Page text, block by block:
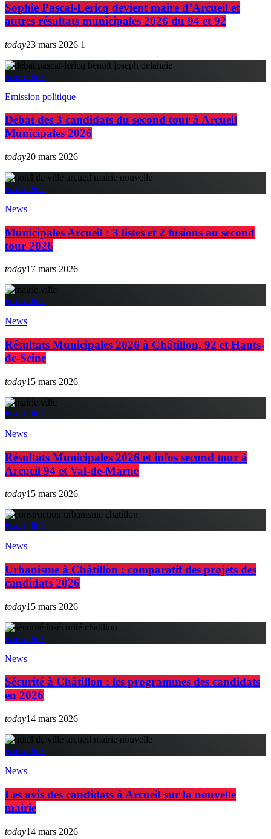
Sophie Pascal-Lericq devient maire d’Arcueil et
autres résultats municipales 2026 du 94 et 92
today23 mars 2026 1
insert_link
Emission politique
Débat des 3 candidats du second tour à Arcueil
Municipales 2026
today20 mars 2026
insert_link
News
Municipales Arcueil : 3 listes et 2 fusions au second
tour 2026
today17 mars 2026
insert_link
News
Résultats Municipales 2026 à Châtillon, 92 et Hauts-
de-Seine
today15 mars 2026
insert_link
News
Résultats Municipales 2026 et infos second tour à
Arcueil 94 et Val-de-Marne
today15 mars 2026
insert_link
News
Urbanisme à Châtillon : comparatif des projets des
candidats 2026
today15 mars 2026
insert_link
News
Sécurité à Châtillon : les programmes des candidats
en 2026
today14 mars 2026
insert_link
News
Les avis des candidats à Arcueil sur la nouvelle
mairie
today14 mars 2026